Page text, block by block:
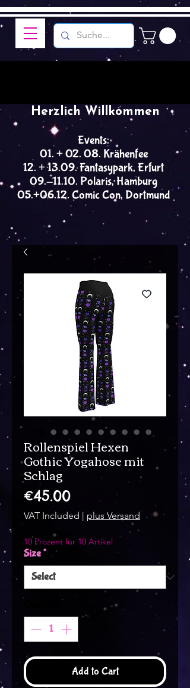
Events:
01. + 02. 08. Krähenfee
12. + 13.09. Fantasypark, Erfurt
09.-11.10. Polaris, Hamburg
05.+06.12. Comic Con, Dortmund
Herzlich Willkommen
Rollenspiel Hexen
Gothic Yogahose mit
Schlag
€45.00Price
VAT Included | plus Versand
10 Prozent für 10 Artikel
Size*
Add to Cart